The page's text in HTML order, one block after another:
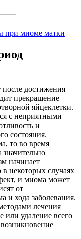
при миоме матки
достижения
прекращение
яйцеклетки.
с неприятными
и
состояния.
то во время
значительно
начинает
некоторых случаях
и миома может
от
и хода заболевания.
лечения
или удаление всего